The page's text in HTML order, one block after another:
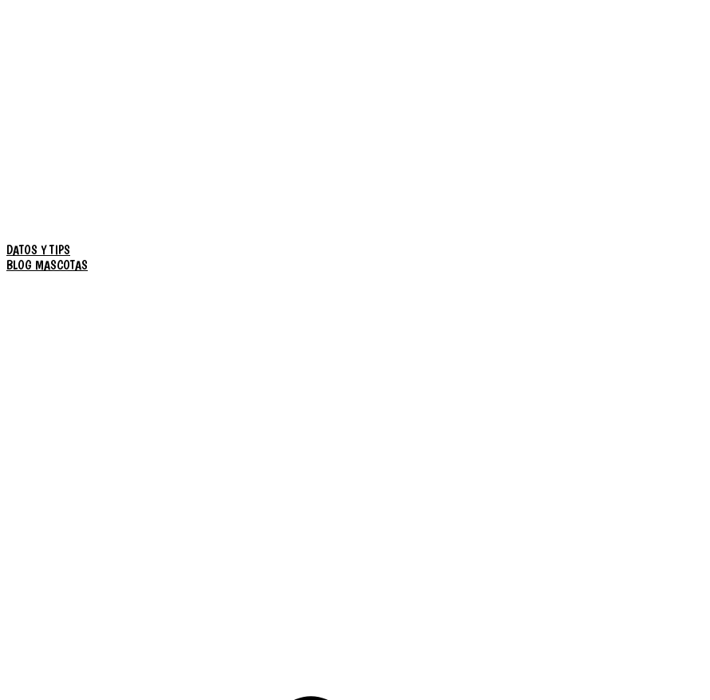
DATOS Y TIPS
BLOG MASCOTAS